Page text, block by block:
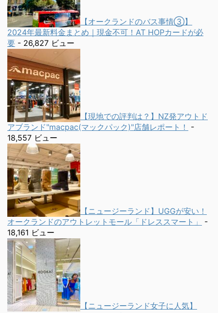
【オークランドのバス事情③】
2024年最新料金まとめ｜現金不可！AT HOPカードが必
要 - 26,827 ビュー
【現地での評判は？】NZ発アウトド
アブランド"macpac(マックパック)"店舗レポート！
-
18,557 ビュー
【ニュージーランド】UGGが安い！
オークランドのアウトレットモール「ドレススマート」
-
18,161 ビュー
【ニュージーランド女子に人気】